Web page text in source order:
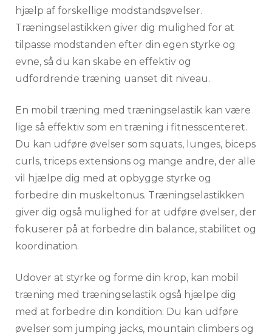
hjælp af forskellige modstandsøvelser.
Træningselastikken giver dig mulighed for at
tilpasse modstanden efter din egen styrke og
evne, så du kan skabe en effektiv og
udfordrende træning uanset dit niveau.
En mobil træning med træningselastik kan være
lige så effektiv som en træning i fitnesscenteret.
Du kan udføre øvelser som squats, lunges, biceps
curls, triceps extensions og mange andre, der alle
vil hjælpe dig med at opbygge styrke og
forbedre din muskeltonus. Træningselastikken
giver dig også mulighed for at udføre øvelser, der
fokuserer på at forbedre din balance, stabilitet og
koordination.
Udover at styrke og forme din krop, kan mobil
træning med træningselastik også hjælpe dig
med at forbedre din kondition. Du kan udføre
øvelser som jumping jacks, mountain climbers og